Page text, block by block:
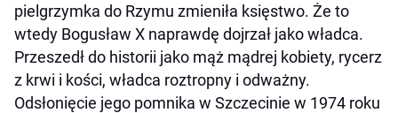
pielgrzymka do Rzymu zmieniła księstwo. Że to
wtedy Bogusław X naprawdę dojrzał jako władca.
Przeszedł do historii jako mąż mądrej kobiety, rycerz
z krwi i kości, władca roztropny i odważny.
Odsłonięcie jego pomnika w Szczecinie w 1974 roku